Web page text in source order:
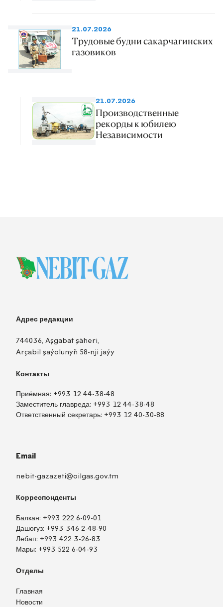
21.07.2026
Трудовые будни сакарчагинских
газовиков
21.07.2026
Производственные
рекорды к юбилею
Независимости
Адрес редакции
744036, Aşgabat şäheri,
Arçabil şaýolunyň 58-nji jaýy
Контакты
Приёмная: +993 12 44-38-48
Заместитель главреда: +993 12 44-38-48
Ответственный секретарь: +993 12 40-30-88
Email
nebit-gazazeti@oilgas.gov.tm
Корреспонденты
Балкан: +993 222 6-09-01
Дашогуз: +993 346 2-48-90
Лебап: +993 422 3-26-83
Мары: +993 522 6-04-93
Отделы
Главная
Новости